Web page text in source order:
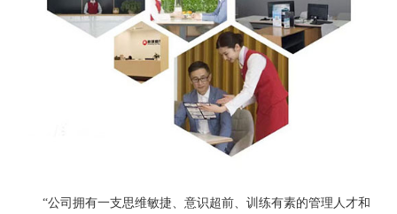
“公司拥有一支思维敏捷、意识超前、训练有素的管理人才和